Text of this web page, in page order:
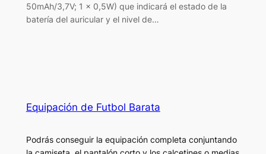
50mAh/3,7V; 1 x 0,5W) que indicará el estado de la
batería del auricular y el nivel de…
Equipación de Futbol Barata
Podrás conseguir la equipación completa conjuntando